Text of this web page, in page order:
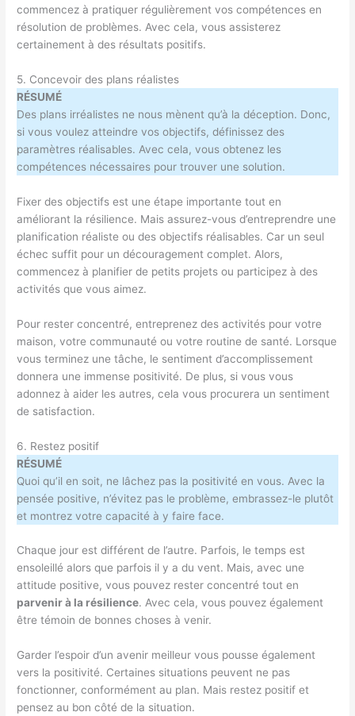
commencez à pratiquer régulièrement vos compétences en
résolution de problèmes. Avec cela, vous assisterez
certainement à des résultats positifs.
5. Concevoir des plans réalistes
RÉSUMÉ
Des plans irréalistes ne nous mènent qu’à la déception. Donc,
si vous voulez atteindre vos objectifs, définissez des
paramètres réalisables. Avec cela, vous obtenez les
compétences nécessaires pour trouver une solution.
Fixer des objectifs est une étape importante tout en
améliorant la résilience. Mais assurez-vous d’entreprendre une
planification réaliste ou des objectifs réalisables. Car un seul
échec suffit pour un découragement complet. Alors,
commencez à planifier de petits projets ou participez à des
activités que vous aimez.
Pour rester concentré, entreprenez des activités pour votre
maison, votre communauté ou votre routine de santé. Lorsque
vous terminez une tâche, le sentiment d’accomplissement
donnera une immense positivité. De plus, si vous vous
adonnez à aider les autres, cela vous procurera un sentiment
de satisfaction.
6. Restez positif
RÉSUMÉ
Quoi qu’il en soit, ne lâchez pas la positivité en vous. Avec la
pensée positive, n’évitez pas le problème, embrassez-le plutôt
et montrez votre capacité à y faire face.
Chaque jour est différent de l’autre. Parfois, le temps est
ensoleillé alors que parfois il y a du vent. Mais, avec une
attitude positive, vous pouvez rester concentré tout en
parvenir à la résilience. Avec cela, vous pouvez également
être témoin de bonnes choses à venir.
Garder l’espoir d’un avenir meilleur vous pousse également
vers la positivité. Certaines situations peuvent ne pas
fonctionner, conformément au plan. Mais restez positif et
pensez au bon côté de la situation.